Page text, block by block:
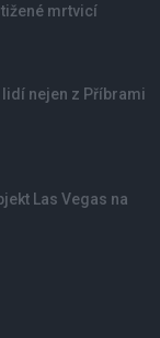
mrtvicí
nejen z Příbrami
Las Vegas na